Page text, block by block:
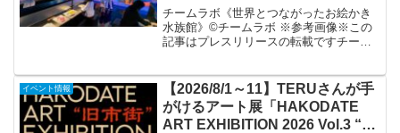
(土)から9月23日(水・祝)まで
チームラボ《世界とつながったお絵かき
水族館》©チームラボ ※参考画像※この
記事はプレスリリースの転載ですチーム
年7月25日(土)から9月23日(水・祝)まで開
催し...
イベント情報
【2026/8/1～11】TERUさんが手
がけるアート展「HAKODATE
ART EXHIBITION 2026 Vol.3 “旧